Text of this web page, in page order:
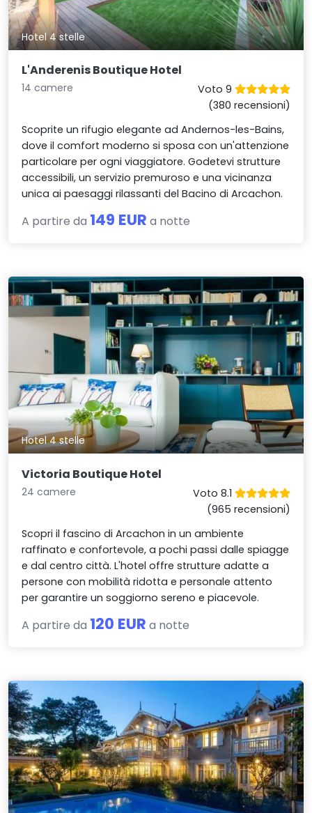
Hotel 4 stelle
L'Anderenis Boutique Hotel
14 camere
Voto 9
(380 recensioni)
Scoprite un rifugio elegante ad Andernos-les-Bains,
dove il comfort moderno si sposa con un'attenzione
particolare per ogni viaggiatore. Godetevi strutture
accessibili, un servizio premuroso e una vicinanza
unica ai paesaggi rilassanti del Bacino di Arcachon.
A partire da 149 EUR a notte
Hotel 4 stelle
Victoria Boutique Hotel
24 camere
Voto 8.1
(965 recensioni)
Scopri il fascino di Arcachon in un ambiente
raffinato e confortevole, a pochi passi dalle spiagge
e dal centro città. L'hotel offre strutture adatte a
persone con mobilità ridotta e personale attento
per garantire un soggiorno sereno e piacevole.
A partire da 120 EUR a notte